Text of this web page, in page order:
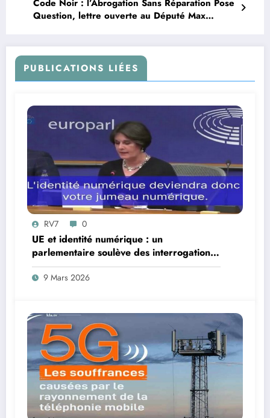
Code Noir : l’Abrogation Sans Réparation Pose
Question, lettre ouverte au Député Max
PUBLICATIONS LIÉES
RV7 0
UE et identité numérique : un
parlementaire soulève des interrogations
juridiques
9 Mars 2026